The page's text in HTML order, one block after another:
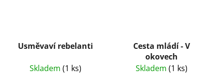
Usměvaví rebelanti
Skladem (1 ks)
Cesta mládí - V
okovech
Skladem (1 ks)